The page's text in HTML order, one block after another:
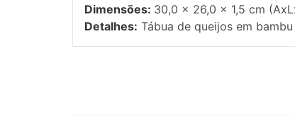
Dimensões: 30,0 x 26,0 x 1,5 cm
Detalhes: Tábua de queijos em